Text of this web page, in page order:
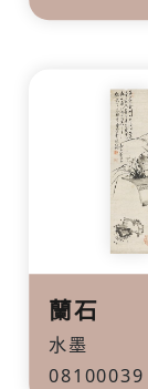
蘭石
水墨
08100039